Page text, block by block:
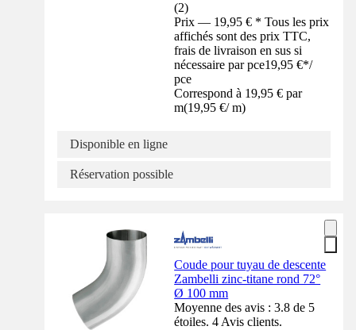
(2)
Prix — 19,95 € * Tous les prix
affichés sont des prix TTC,
frais de livraison en sus si
nécessaire par pce19,95 €*/
pce
Correspond à 19,95 € par
m(19,95 €/ m)
Disponible en ligne
Réservation possible
Coude pour tuyau de descente
Zambelli zinc-titane rond 72°
Ø 100 mm
Moyenne des avis : 3.8 de 5
étoiles. 4 Avis clients.